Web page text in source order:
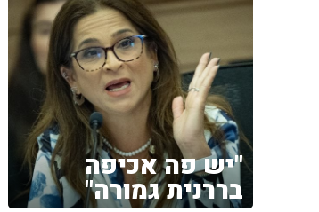
"יש פה אכיפה
בררנית גמורה"